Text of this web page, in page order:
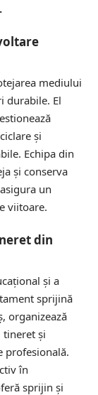
mediului
durabile. El
și
Echipa din
și conserva
un
viitoare.
din
și a
sprijină
organizează
tineret și
profesională.
în
sprijin și